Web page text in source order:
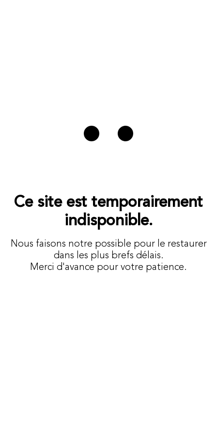
Ce site est temporairement
indisponible.
Nous faisons notre possible pour le restaurer
dans les plus brefs délais.
Merci d'avance pour votre patience.